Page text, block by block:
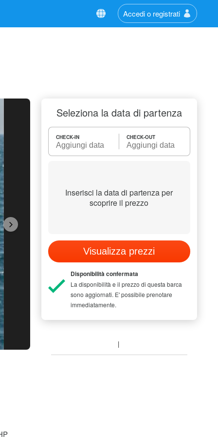
Accedi o registrati
Seleziona la data di partenza
CHECK-IN CHECK-OUT
Inserisci la data di partenza per
scoprire il prezzo
Visualizza prezzi
Disponibilità confermata
La disponibilità e il prezzo di questa barca
sono aggiornati. E' possibile prenotare
immediatamente.